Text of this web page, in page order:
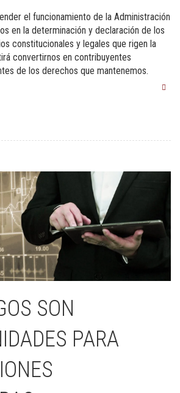
el funcionamiento de la Administración
en la determinación y declaración de los
constitucionales y legales que rigen la
convertirnos en contribuyentes
de los derechos que mantenemos.
SON
PARA